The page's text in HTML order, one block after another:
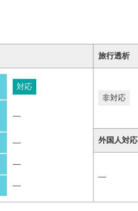
旅行透析
対応
―
―
―
―
非対応
外国人対応
―